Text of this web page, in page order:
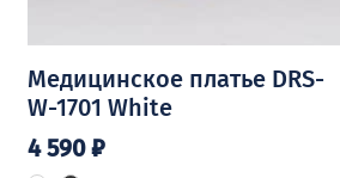
Медицинское платье DRS-
W-1701 White
4 590₽